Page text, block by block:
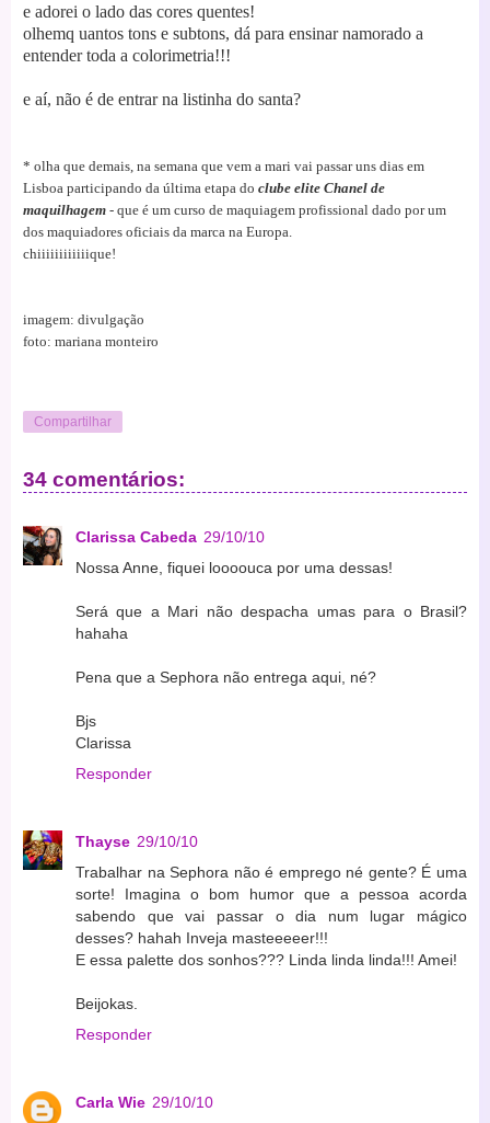
e adorei o lado das cores quentes!
olhemq uantos tons e subtons, dá para ensinar namorado a
entender toda a colorimetria!!!
e aí, não é de entrar na listinha do santa?
* olha que demais, na semana que vem a mari vai passar uns dias em
Lisboa participando da última etapa do clube elite Chanel de
maquilhagem - que é um curso de maquiagem profissional dado por um
dos maquiadores oficiais da marca na Europa.
chiiiiiiiiiiiique!
imagem: divulgação
foto: mariana monteiro
Compartilhar
34 comentários:
Clarissa Cabeda 29/10/10
Nossa Anne, fiquei loooouca por uma dessas!
Será que a Mari não despacha umas para o Brasil?
hahaha
Pena que a Sephora não entrega aqui, né?
Bjs
Clarissa
Responder
Thayse 29/10/10
Trabalhar na Sephora não é emprego né gente? É uma
sorte! Imagina o bom humor que a pessoa acorda
sabendo que vai passar o dia num lugar mágico
desses? hahah Inveja masteeeeer!!!
E essa palette dos sonhos??? Linda linda linda!!! Amei!
Beijokas.
Responder
Carla Wie 29/10/10